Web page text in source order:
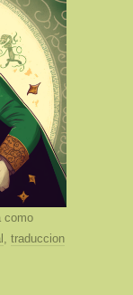
como
, traduccion